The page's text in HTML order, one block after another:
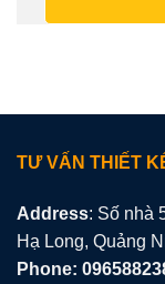
TƯ VẤN THIẾT
Address: Số nhà
Hạ Long, Quảng
Phone: